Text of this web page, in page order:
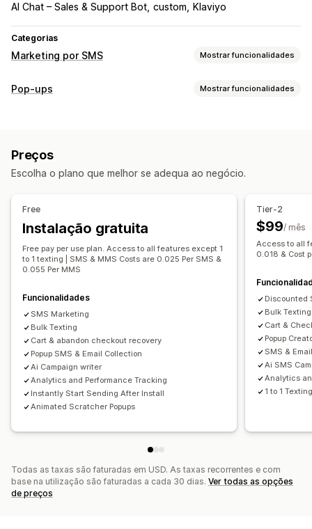
AI Chat – Sales & Support Bot custom Klaviyo
Categorias
Marketing por SMS Mostrar funcionalidades
Gestão de campanhas
Modelos
Análise de dados em tempo real Rastreio de ROI
Automatização do fluxo de trabalho
Confirmações de encomendas Rastreio de encomendas
Campanhas de recuperação
Pop-ups Mostrar funcionalidades
Pop-ups de carrinho
Pop-ups de consentimento
Pop-up personalizados
Acionadores e regras
Análise de dados
Rastreio
Preços
Escolha o plano que melhor se adequa ao negócio.
Free
Instalação gratuita
Free pay per use plan. Access to all features except 1
to 1 texting | SMS & MMS Costs are 0.025 Per SMS &
0.055 Per MMS
Funcionalidades
SMS Marketing
Bulk Texting
Cart & abandon checkout recovery
Popup SMS & Email Collection
Ai Campaign writer
Analytics and Performance Tracking
Instantly Start Sending After Install
Animated Scratcher Popups
Tier-2
$99/ mês
Access to all
0.018 & Cost
Discounted
Bulk Texting
Cart &
Popup
SMS &
Ai SMS
Analytics
1 to 1
Todas as taxas são faturadas em USD. As taxas recorrentes e com
base na utilização são faturadas a cada 30 dias. Ver todas as opções
de preços